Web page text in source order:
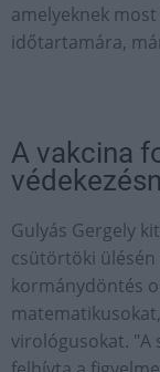
amelyeknek
időtartamára,
A vakcina
Gulyás Gergely
csütörtöki ülésén
kormánydöntés
virológusokat. "A